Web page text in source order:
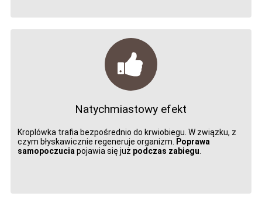
Natychmiastowy efekt
Kroplówka trafia bezpośrednio do krwiobiegu. W związku, z
czym błyskawicznie regeneruje organizm.
Poprawa
samopoczucia pojawia się już podczas zabiegu